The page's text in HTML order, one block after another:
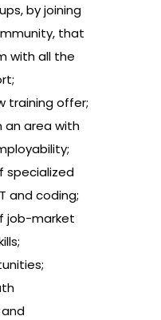
by joining
that
with all the
training offer;
an area with
specialized
and coding;
job-market